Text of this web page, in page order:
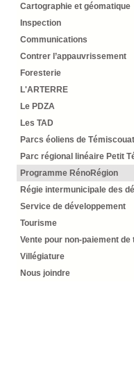
Cartographie et géomatique
Inspection
Communications
Contrer l’appauvrissement
Foresterie
L'ARTERRE
Le PDZA
Les TAD
Parcs éoliens de
Parc régional linéaire Petit
Programme RénoRégion
Régie intermunicipale des
Service de développement
Tourisme
Vente pour non-paiement de
Villégiature
Nous joindre